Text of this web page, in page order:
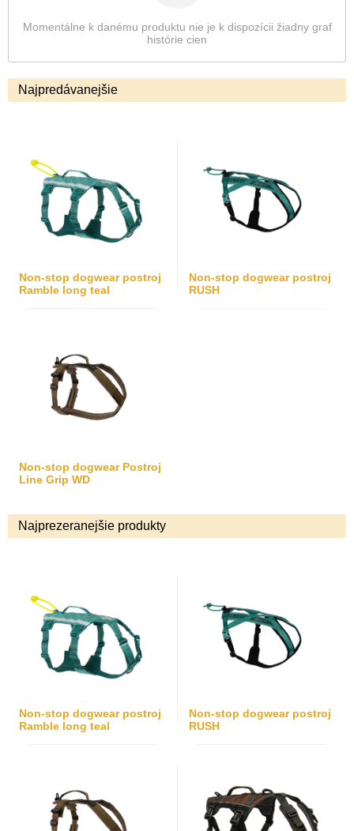
Momentálne k danému produktu nie je k dispozícii žiadny graf
histórie cien
Najpredávanejšie
Non-stop dogwear postroj
Ramble long teal
Non-stop dogwear postroj
RUSH
Non-stop dogwear Postroj
Line Grip WD
Najprezeranejšie produkty
Non-stop dogwear postroj
Ramble long teal
Non-stop dogwear postroj
RUSH